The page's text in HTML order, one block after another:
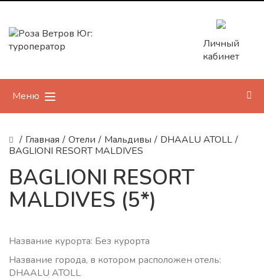
Личный
кабинет
Меню
/ Главная / Отели / Мальдивы / DHAALU ATOLL /
BAGLIONI RESORT MALDIVES
BAGLIONI RESORT
MALDIVES (5*)
Название курорта: Без курорта
Название города, в котором расположен отель:
DHAALU ATOLL